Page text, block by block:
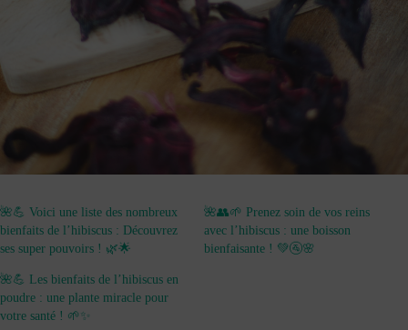
🌺💪 Voici une liste des nombreux
bienfaits de l’hibiscus : Découvrez
ses super pouvoirs ! 🌿🌟
🌺👥🌱 Prenez soin de vos reins
avec l’hibiscus : une boisson
bienfaisante ! 💚🚰🌸
🌺💪 Les bienfaits de l’hibiscus en
poudre : une plante miracle pour
votre santé ! 🌱✨